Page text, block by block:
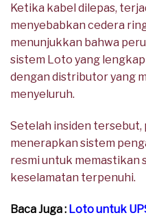
Ketika kabel dilepas,
menyebabkan cedera
menunjukkan bahwa
sistem Loto yang
dengan distributor yang
menyeluruh.
Setelah insiden tersebut,
menerapkan sistem
resmi untuk memastikan
keselamatan terpenuhi.
Baca Juga : Loto untuk